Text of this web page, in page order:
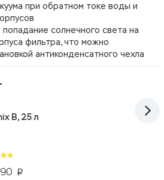
при обратном токе воды и
солнечного света на
фильтра, что можно
антиконденсатного чехла
p
B, 25 л